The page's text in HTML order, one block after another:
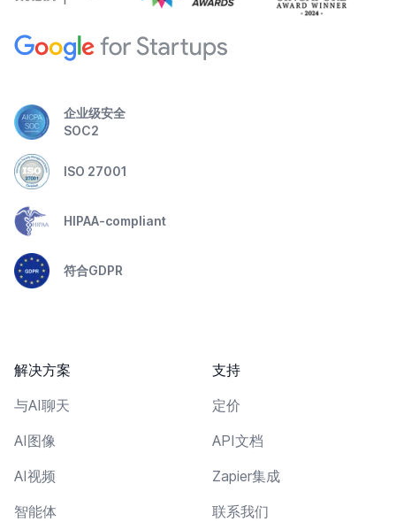
企业级安全
SOC2
ISO 27001
HIPAA-compliant
符合GDPR
解决方案
与AI聊天
AI图像
AI视频
智能体
支持
定价
API文档
Zapier集成
联系我们